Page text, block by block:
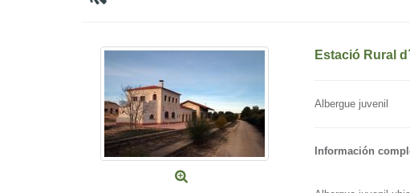
Estació Rural
Albergue juvenil
Información